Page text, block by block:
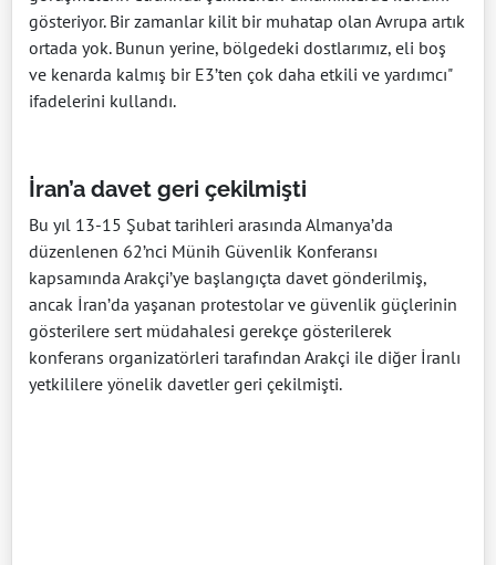
gösteriyor. Bir zamanlar kilit bir muhatap olan Avrupa artık
ortada yok. Bunun yerine, bölgedeki dostlarımız, eli boş
ve kenarda kalmış bir E3’ten çok daha etkili ve yardımcı"
ifadelerini kullandı.
İran’a davet geri çekilmişti
Bu yıl 13-15 Şubat tarihleri arasında Almanya’da
düzenlenen 62’nci Münih Güvenlik Konferansı
kapsamında Arakçi’ye başlangıçta davet gönderilmiş,
ancak İran’da yaşanan protestolar ve güvenlik güçlerinin
gösterilere sert müdahalesi gerekçe gösterilerek
konferans organizatörleri tarafından Arakçi ile diğer İranlı
yetkililere yönelik davetler geri çekilmişti.